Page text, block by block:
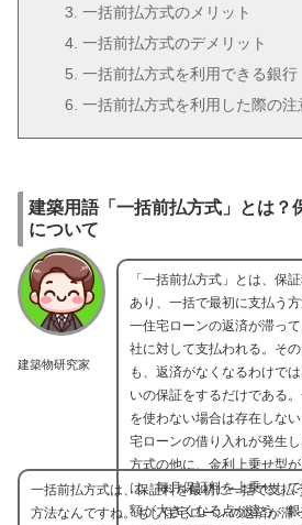
一括前払方式のメリット
一括前払方式のデメリット
一括前払方式を利用できる銀行
一括前払方式を利用した際の注
建築用語「一括前払方式」とは？
について
建築物研究家
「一括前払方式」とは、保
あり、一括で最初に支払う
一住宅ローンの返済が滞っ
社に対して支払われる。そ
も、返済がなくなるわけで
いの保証をするだけである
を使わない場合は存在しな
宅ローンの借り入れが発生
方式の他に、金利上乗せ型
は、毎月保証料を上乗せし
額が大きくなる点が違う。
一括前払方式は、保証料を最初に一括で支払
方法なんですね。もし住宅ローンの返済が滞